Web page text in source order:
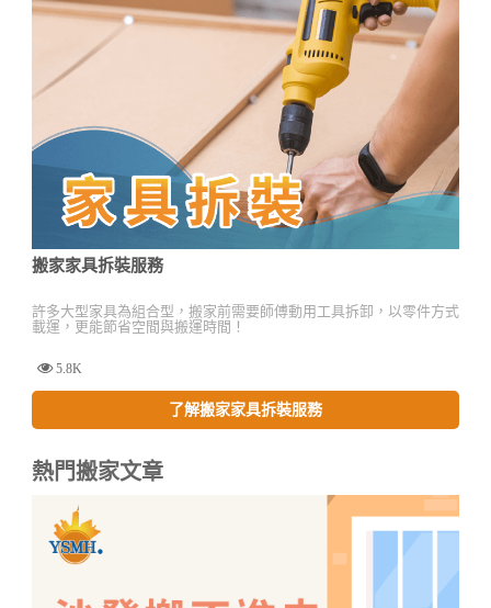
搬家家具拆裝服務
許多大型家具為組合型，搬家前需要師傅動用工具拆卸，以零件方式
載運，更能節省空間與搬運時間！
5.8K
了解搬家家具拆裝服務
熱門搬家文章